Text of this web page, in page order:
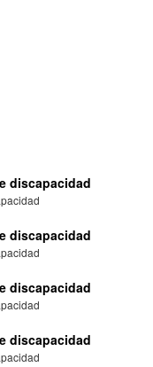
discapacidad
discapacidad
discapacidad
discapacidad